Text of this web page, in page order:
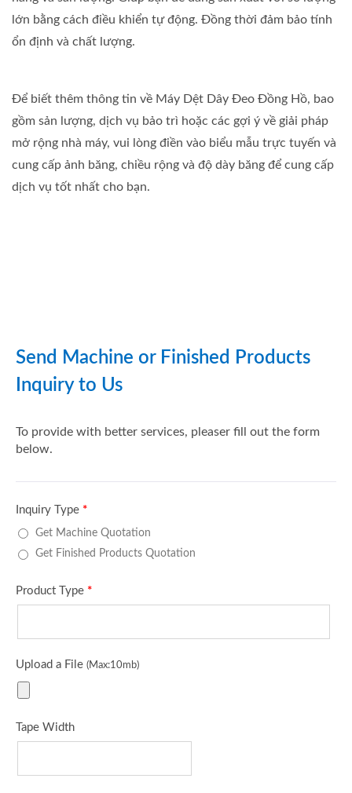
lớn bằng cách điều khiển tự động. Đồng thời đảm bảo tính
ổn định và chất lượng.
Để biết thêm thông tin về Máy Dệt Dây Đeo Đồng Hồ, bao
gồm sản lượng, dịch vụ bảo trì hoặc các gợi ý về giải pháp
mở rộng nhà máy, vui lòng điền vào biểu mẫu trực tuyến và
cung cấp ảnh băng, chiều rộng và độ dày băng để cung cấp
dịch vụ tốt nhất cho bạn.